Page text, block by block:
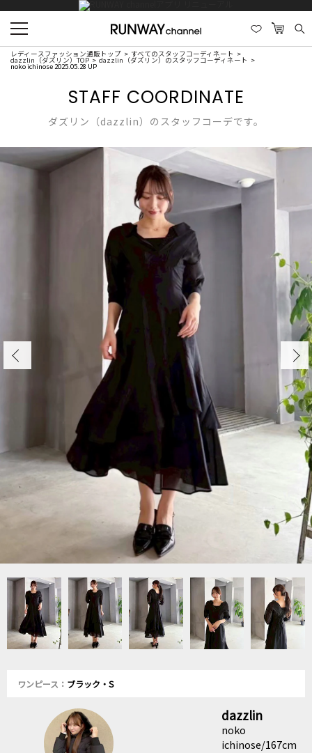
レディースファッション通販トップ すべてのスタッフコーディネート
dazzlin（ダズリン）TOP dazzlin（ダズリン）のスタッフコーディネート
noko ichinose 2025.05.28 UP
STAFF COORDINATE
ダズリン（dazzlin）のスタッフコーデです。
ワンピース： ブラック・S
dazzlin
noko
ichinose/167cm